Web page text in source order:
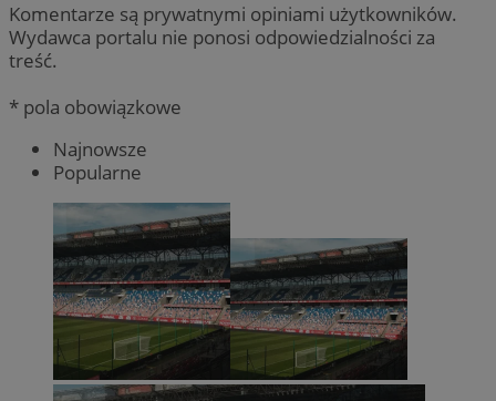
Komentarze są prywatnymi opiniami użytkowników.
Wydawca portalu nie ponosi odpowiedzialności za
treść.
* pola obowiązkowe
Najnowsze
Popularne